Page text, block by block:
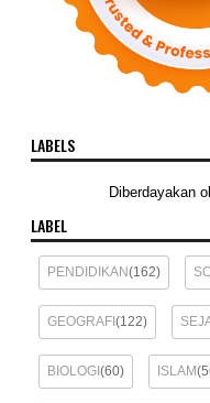
LABELS
Diberdayakan
LABEL
PENDIDIKAN(162)
GEOGRAFI(122)
BIOLOGI(60) ISLAM